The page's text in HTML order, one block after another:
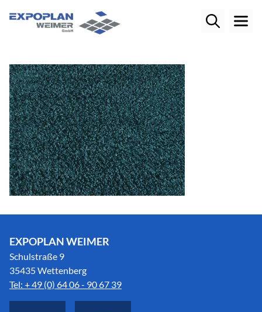
EXPOPLAN WEIMER
Schulstraße 9
35435 Wettenberg
Tel: + 49 (0) 64 06 - 90 67 39